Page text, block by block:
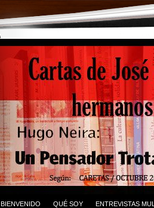
BIENVENIDO QUÉ SOY ENTREVISTAS